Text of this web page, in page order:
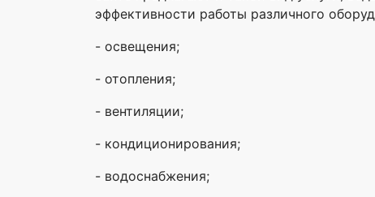
эффективности работы различного
- освещения;
- отопления;
- вентиляции;
- кондиционирования;
- водоснабжения;